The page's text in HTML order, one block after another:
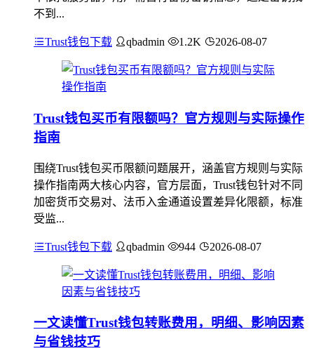
不到...
Trust钱包下载 qbadmin 1.2K 2026-08-07
Trust钱包买币有限额吗？官方规则与实际操作
指南
围绕Trust钱包买币限额问题展开，涵盖官方规则与实际
操作指南两大核心内容，官方层面，Trust钱包针对不同
加密货币交易对、法币入金通道设置差异化限额，标准
受监...
Trust钱包下载 qbadmin 944 2026-08-07
一文读懂Trust钱包转账费用，明细、影响因素
与省钱技巧